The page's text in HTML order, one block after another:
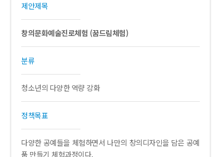
제안제목
창의문화예술진로체험 (꿈드림체험)
분류
청소년의 다양한 역량 강화
정책목표
다양한 공예들을 체험하면서 나만의 창의디자인을 담은 공예
품 만들기 체험과정이다.